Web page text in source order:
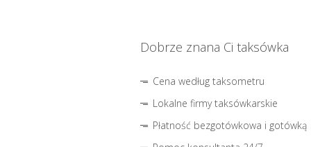
Dobrze znana Ci taksówka
Cena według taksometru
Lokalne firmy taksówkarskie
Płatność bezgotówkowa i gotówką